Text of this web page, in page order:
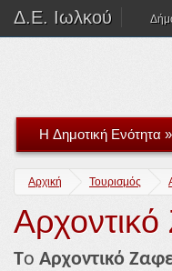
Δ.Ε. Ιωλκού
H Δημοτική Ενότητα »
Αρχική Τουρισμός
Αρχοντικό
To Αρχοντικό